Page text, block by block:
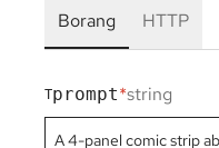
Borang HTTP
Tprompt*string